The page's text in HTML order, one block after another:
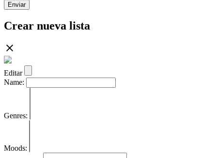
Enviar
Crear nueva lista
Editar
Name:
Genres:
Moods: